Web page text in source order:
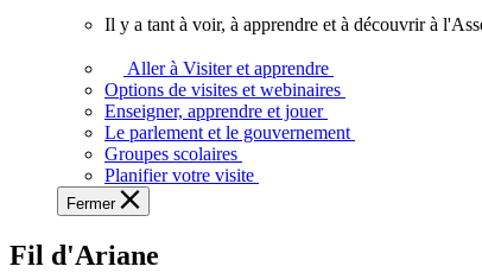
voir,
apprendre
et
découvrir
Il y a tant à voir, à apprendre et à découvrir à
Aller à Visiter et apprendre
Options de visites et webinaires
Enseigner, apprendre et jouer
Le parlement et le gouvernement
Groupes scolaires
Planifier votre visite
Fermer
Fil d'Ariane